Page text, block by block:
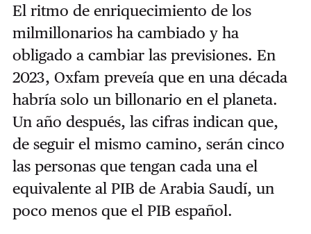
El ritmo de enriquecimiento de los
milmillonarios ha cambiado y ha
obligado a cambiar las previsiones. En
2023, Oxfam preveía que en una década
habría solo un billonario en el planeta.
Un año después, las cifras indican que,
de seguir el mismo camino, serán cinco
las personas que tengan cada una el
equivalente al PIB de Arabia Saudí, un
poco menos que el PIB español.